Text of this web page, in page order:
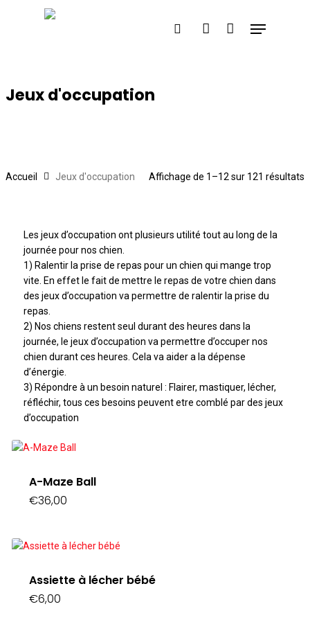
search account
Menu
Close
Jeux d'occupation
Affichage de 1–12 sur 121 résultats
Accueil Jeux d'occupation
Les jeux d’occupation ont plusieurs utilité tout au long de la
journée pour nos chien.
1) Ralentir la prise de repas pour un chien qui mange trop
vite. En effet le fait de mettre le repas de votre chien dans
des jeux d’occupation va permettre de ralentir la prise du
repas.
2) Nos chiens restent seul durant des heures dans la
journée, le jeux d’occupation va permettre d’occuper nos
chien durant ces heures. Cela va aider a la dépense
d’énergie.
3) Répondre à un besoin naturel : Flairer, mastiquer, lécher,
réfléchir, tous ces besoins peuvent etre comblé par des jeux
d’occupation
A-Maze Ball
€36,00
Assiette à lécher bébé
€6,00